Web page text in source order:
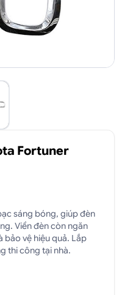
Fortuner
sáng bóng, giúp đèn
Viền đèn còn ngăn
bảo vệ hiệu quả. Lắp
thi công tại nhà.